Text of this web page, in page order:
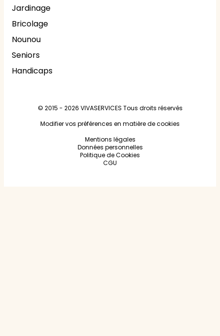
Jardinage
Bricolage
Nounou
Seniors
Handicaps
© 2015 - 2026 VIVASERVICES Tous droits réservés
Modifier vos préférences en matière de cookies
Mentions légales
Données personnelles
Politique de Cookies
CGU